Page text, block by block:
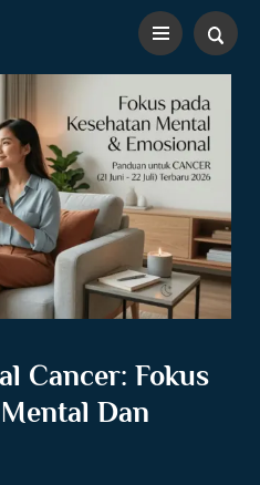
Cancer: Fokus
Dan